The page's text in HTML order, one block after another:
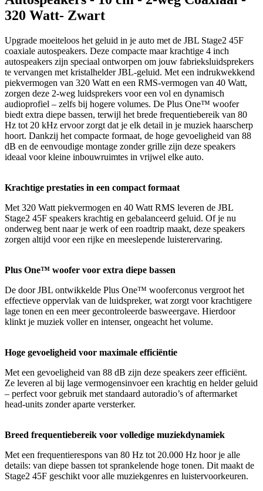
320 Watt- Zwart
Upgrade moeiteloos het geluid in je auto met de JBL Stage2 45F
coaxiale autospeakers. Deze compacte maar krachtige 4 inch
autospeakers zijn speciaal ontworpen om jouw fabrieksluidsprekers
te vervangen met kristalhelder JBL-geluid. Met een indrukwekkend
piekvermogen van 320 Watt en een RMS-vermogen van 40 Watt,
zorgen deze 2-weg luidsprekers voor een vol en dynamisch
audioprofiel – zelfs bij hogere volumes. De Plus One™ woofer
biedt extra diepe bassen, terwijl het brede frequentiebereik van 80
Hz tot 20 kHz ervoor zorgt dat je elk detail in je muziek haarscherp
hoort. Dankzij het compacte formaat, de hoge gevoeligheid van 88
dB en de eenvoudige montage zonder grille zijn deze speakers
ideaal voor kleine inbouwruimtes in vrijwel elke auto.
Krachtige prestaties in een compact formaat
Met 320 Watt piekvermogen en 40 Watt RMS leveren de JBL
Stage2 45F speakers krachtig en gebalanceerd geluid. Of je nu
onderweg bent naar je werk of een roadtrip maakt, deze speakers
zorgen altijd voor een rijke en meeslepende luisterervaring.
Plus One™ woofer voor extra diepe bassen
De door JBL ontwikkelde Plus One™ wooferconus vergroot het
effectieve oppervlak van de luidspreker, wat zorgt voor krachtigere
lage tonen en een meer gecontroleerde basweergave. Hierdoor
klinkt je muziek voller en intenser, ongeacht het volume.
Hoge gevoeligheid voor maximale efficiëntie
Met een gevoeligheid van 88 dB zijn deze speakers zeer efficiënt.
Ze leveren al bij lage vermogensinvoer een krachtig en helder geluid
– perfect voor gebruik met standaard autoradio’s of aftermarket
head-units zonder aparte versterker.
Breed frequentiebereik voor volledige muziekdynamiek
Met een frequentierespons van 80 Hz tot 20.000 Hz hoor je alle
details: van diepe bassen tot sprankelende hoge tonen. Dit maakt de
Stage2 45F geschikt voor alle muziekgenres en luistervoorkeuren.